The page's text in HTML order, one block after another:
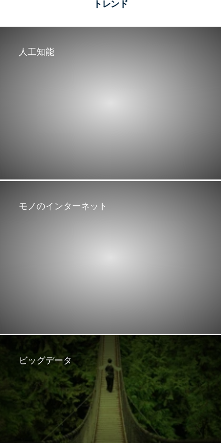
トレンド
人工知能
モノのインターネット
ビッグデータ